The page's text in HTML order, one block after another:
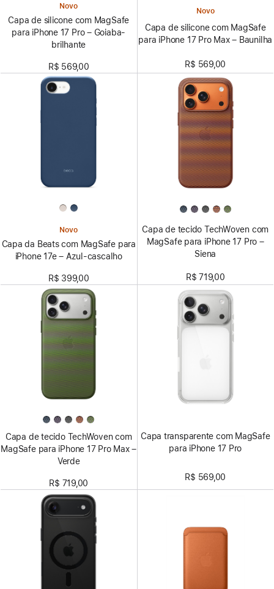
Novo
Capa de silicone com MagSafe
para iPhone 17 Pro – Goiaba-
brilhante
R$ 569,00
Novo
Capa de silicone com MagSafe
para iPhone 17 Pro Max – Baunilha
R$ 569,00
Novo
Capa da Beats com MagSafe para
iPhone 17e – Azul-cascalho
R$ 399,00
Capa de tecido TechWoven com
MagSafe para iPhone 17 Pro –
Siena
R$ 719,00
Capa de tecido TechWoven com
MagSafe para iPhone 17 Pro Max –
Verde
R$ 719,00
Capa transparente com MagSafe
para iPhone 17 Pro
R$ 569,00